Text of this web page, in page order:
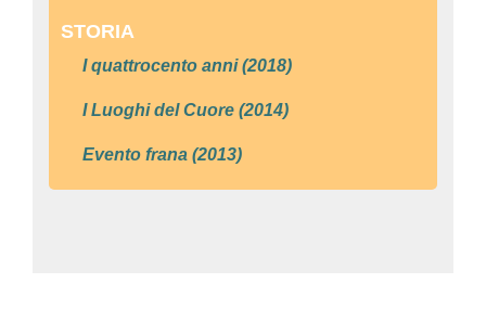
STORIA
I quattrocento anni (2018)
I Luoghi del Cuore (2014)
Evento frana (2013)